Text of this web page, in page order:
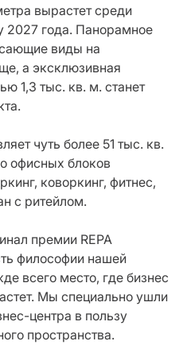
вырастет среди
2027 года. Панорамное
виды на
а эксклюзивная
1,3 тыс. кв. м. станет
чуть более 51 тыс. кв.
офисных блоков
коворкинг, фитнес,
с ритейлом.
премии REPA
философии нашей
всего место, где бизнес
Мы специально ушли
центра в пользу
пространства.